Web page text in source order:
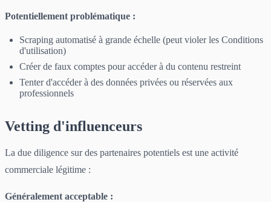
Potentiellement problématique :
Scraping automatisé à grande échelle (peut violer les Conditions
d'utilisation)
Créer de faux comptes pour accéder à du contenu restreint
Tenter d'accéder à des données privées ou réservées aux
professionnels
Vetting d'influenceurs
La due diligence sur des partenaires potentiels est une activité
commerciale légitime :
Généralement acceptable :